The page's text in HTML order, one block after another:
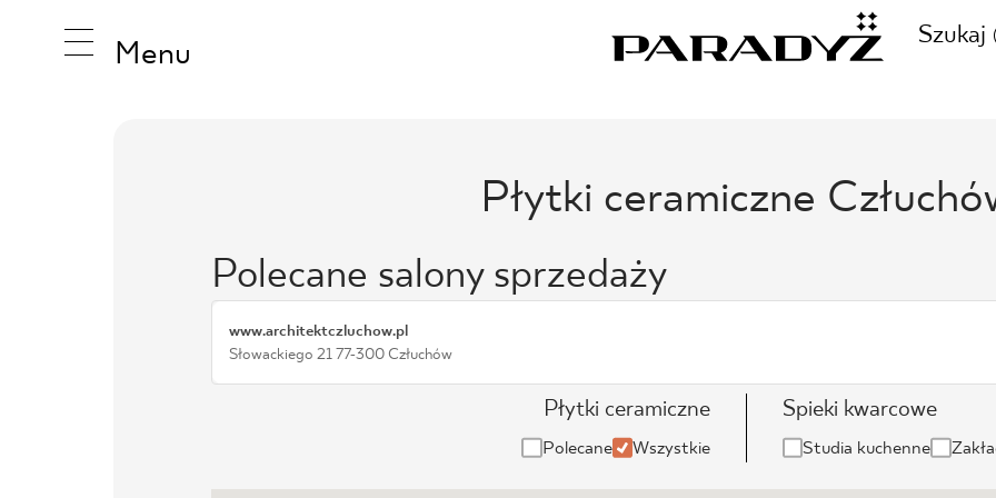
Menu
Szukaj
INSPIRACJE
PRODUKTY
KOLEKCJE
ZADZWOŃ DO NAS
44
Płytki ceramiczne
Polecane salony sprzedaży
www.architektczluchow.pl
Słowackiego 21 77-300 Człuchów
Płytki ceramiczne
Polecane Wszystkie
Spieki kwarcowe
Studia kuchenne